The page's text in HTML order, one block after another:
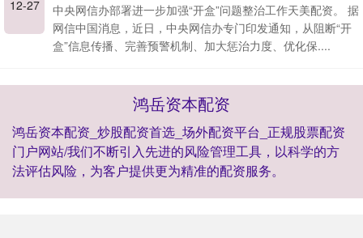
12-27
中央网信办部署进一步加强“开盒”问题整治工作天美配资。 据
网信中国消息，近日，中央网信办专门印发通知，从阻断“开
盒”信息传播、完善预警机制、加大惩治力度、优化保....
鸿岳资本配资
鸿岳资本配资_炒股配资首选_场外配资平台_正规股票配资
门户网站/我们不断引入先进的风险管理工具，以科学的方
法评估风险，为客户提供更为精准的配资服务。